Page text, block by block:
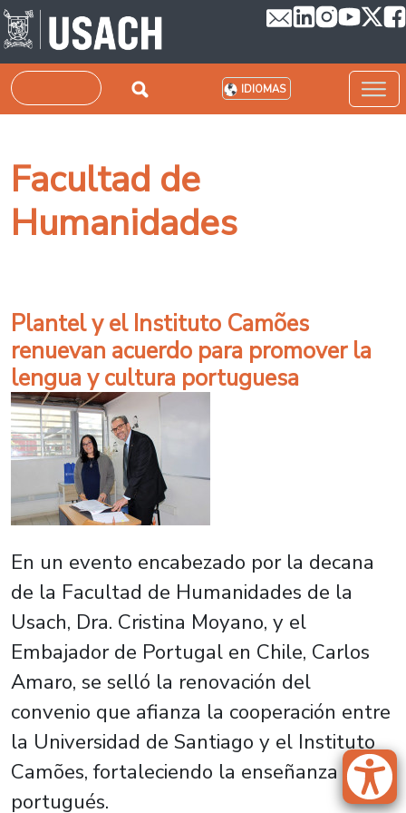
Pasar al contenido principal
Buscar IDIOMAS
Facultad de
Humanidades
Plantel y el Instituto Camões
renuevan acuerdo para promover la
lengua y cultura portuguesa
En un evento encabezado por la decana
de la Facultad de Humanidades de la
Usach, Dra. Cristina Moyano, y el
Embajador de Portugal en Chile, Carlos
Amaro, se selló la renovación del
convenio que afianza la cooperación entre
la Universidad de Santiago y el Instituto
Camões, fortaleciendo la enseñanza del
portugués.